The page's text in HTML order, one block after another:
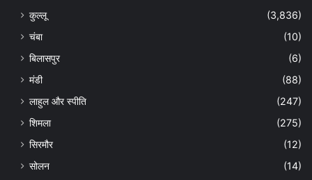
कुल्लू
(3,836)
चंबा
(10)
बिलासपुर
(6)
मंडी
(88)
लाहुल और स्पीति
(247)
शिमला
(275)
सिरमौर
(12)
सोलन
(14)